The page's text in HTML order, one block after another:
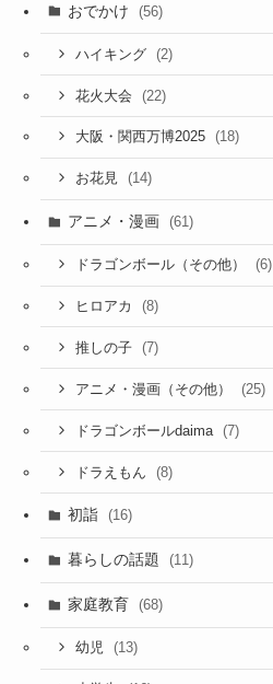
おでかけ (56)
ハイキング (2)
花火大会 (22)
大阪・関西万博2025 (18)
お花見 (14)
アニメ・漫画 (61)
ドラゴンボール（その他） (6)
ヒロアカ (8)
推しの子 (7)
アニメ・漫画（その他） (25)
ドラゴンボールdaima (7)
ドラえもん (8)
初詣 (16)
暮らしの話題 (11)
家庭教育 (68)
幼児 (13)